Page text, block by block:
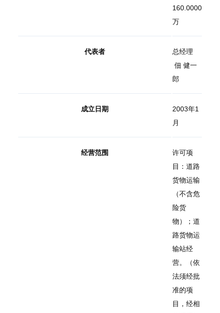
160.0000
万
代表者
总经理
佃 健一
郎
成立日期
2003年1
月
经营范围
许可项
目：道路
货物运输
（不含危
险货
物）；道
路货物运
输站经
营。（依
法须经批
准的项
目，经相